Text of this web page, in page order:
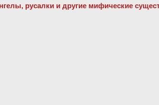
русалки и другие мифические